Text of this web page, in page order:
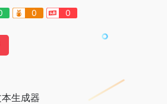
0 0
生成器